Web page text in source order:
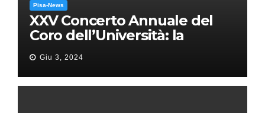
Pisa-News
XXV Concerto Annuale del
Coro dell’Università: la
“Messa in gloria” di Giacomo
Puccini
Giu 3, 2024